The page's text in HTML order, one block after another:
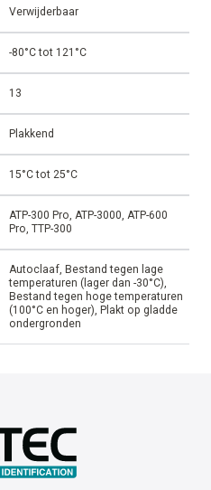
Verwijderbaar
-80°C tot 121°C
13
Plakkend
15°C tot 25°C
ATP-300 Pro, ATP-3000, ATP-600
Pro, TTP-300
Autoclaaf, Bestand tegen lage
temperaturen (lager dan -30°C),
Bestand tegen hoge temperaturen
(100°C en hoger), Plakt op gladde
ondergronden